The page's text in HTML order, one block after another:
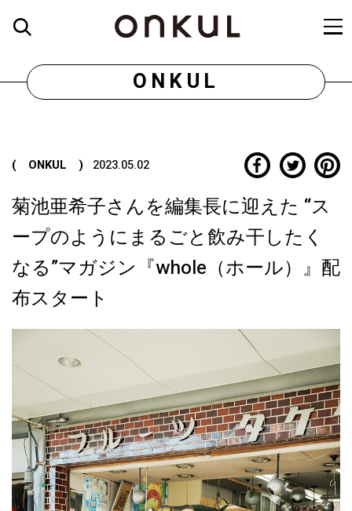
ONKUL
( ONKUL ) 2023.05.02
菊池亜希子さんを編集長に迎えた “ス
ープのようにまるごと飲み干したく
なる”マガジン『whole（ホール）』配
布スタート